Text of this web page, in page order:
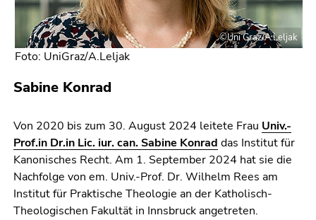
©Uni Graz/A.Leljak
Foto: UniGraz/A.Leljak
Sabine Konrad
Von 2020 bis zum 30. August 2024 leitete Frau Univ.-
Prof.in Dr.in Lic. iur. can. Sabine Konrad das Institut für
Kanonisches Recht. Am 1. September 2024 hat sie die
Nachfolge von em. Univ.-Prof. Dr. Wilhelm Rees am
Institut für Praktische Theologie an der Katholisch-
Theologischen Fakultät in Innsbruck angetreten.